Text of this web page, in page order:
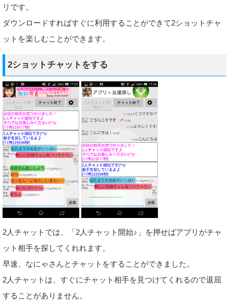
リです。
ダウンロードすればすぐに利用することができて2ショットチャ
ットを楽しむことができます。
2ショットチャットをする
2人チャットでは、「2人チャット開始♪」を押せばアプリがチャ
ット相手を探してくれれます。
早速、なにゃさんとチャットをすることができました。
2人チャットは、すぐにチャット相手を見つけてくれるので退屈
することがありません。